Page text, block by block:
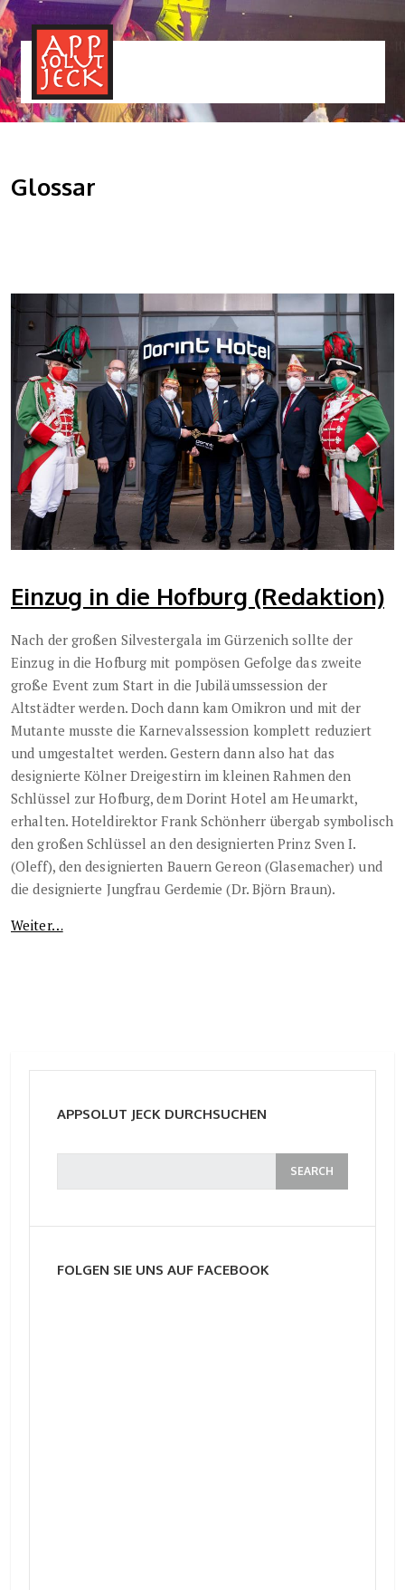
Glossar
Einzug in die Hofburg (Redaktion)
Nach der großen Silvestergala im Gürzenich sollte der
Einzug in die Hofburg mit pompösen Gefolge das zweite
große Event zum Start in die Jubiläumssession der
Altstädter werden. Doch dann kam Omikron und mit der
Mutante musste die Karnevalssession komplett reduziert
und umgestaltet werden. Gestern dann also hat das
designierte Kölner Dreigestirn im kleinen Rahmen den
Schlüssel zur Hofburg, dem Dorint Hotel am Heumarkt,
erhalten. Hoteldirektor Frank Schönherr übergab symbolisch
den großen Schlüssel an den designierten Prinz Sven I.
(Oleff), den designierten Bauern Gereon (Glasemacher) und
die designierte Jungfrau Gerdemie (Dr. Björn Braun).
Weiter…
APPSOLUT JECK DURCHSUCHEN
FOLGEN SIE UNS AUF FACEBOOK